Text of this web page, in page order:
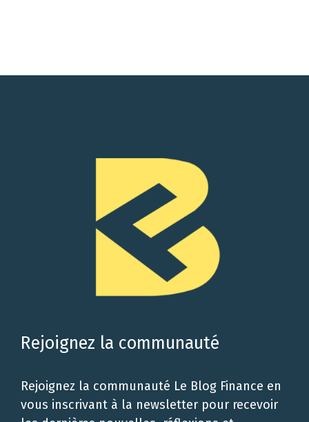
Rejoignez la communauté
Rejoignez la communauté Le Blog Finance en
vous inscrivant à la newsletter pour recevoir